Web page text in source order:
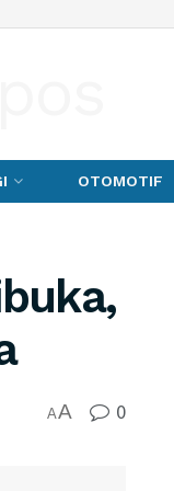
OTOMOTIF
AA 0